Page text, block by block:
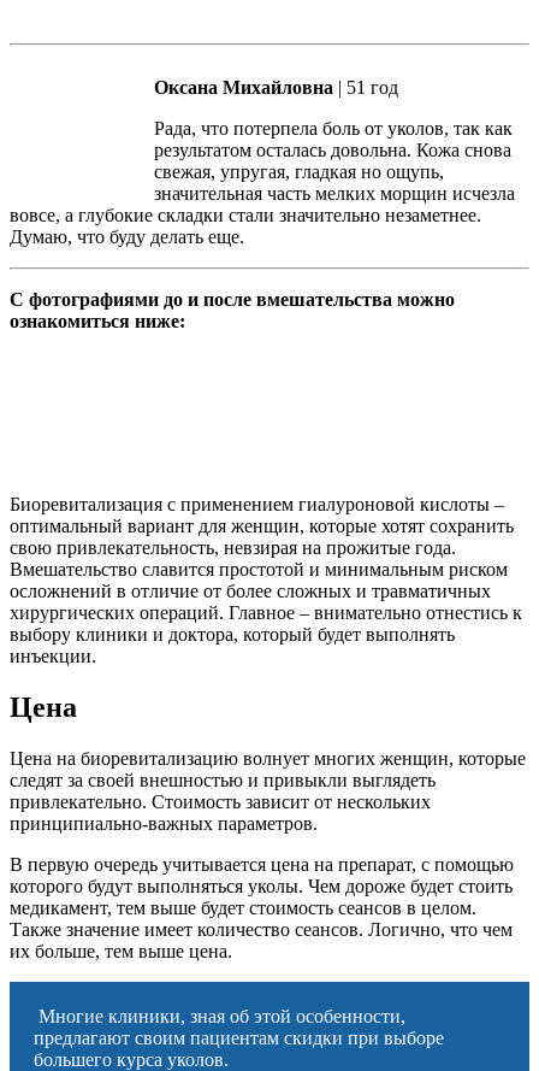
Оксана Михайловна | 51 год
Рада, что потерпела боль от уколов, так как
результатом осталась довольна. Кожа снова
свежая, упругая, гладкая но ощупь,
значительная часть мелких морщин исчезла
вовсе, а глубокие складки стали значительно незаметнее.
Думаю, что буду делать еще.
С фотографиями до и после вмешательства можно
ознакомиться ниже:
Биоревитализация с применением гиалуроновой кислоты –
оптимальный вариант для женщин, которые хотят сохранить
свою привлекательность, невзирая на прожитые года.
Вмешательство славится простотой и минимальным риском
осложнений в отличие от более сложных и травматичных
хирургических операций. Главное – внимательно отнестись к
выбору клиники и доктора, который будет выполнять
инъекции.
Цена
Цена на биоревитализацию волнует многих женщин, которые
следят за своей внешностью и привыкли выглядеть
привлекательно. Стоимость зависит от нескольких
принципиально-важных параметров.
В первую очередь учитывается цена на препарат, с помощью
которого будут выполняться уколы. Чем дороже будет стоить
медикамент, тем выше будет стоимость сеансов в целом.
Также значение имеет количество сеансов. Логично, что чем
их больше, тем выше цена.
Многие клиники, зная об этой особенности,
предлагают своим пациентам скидки при выборе
большего курса уколов.